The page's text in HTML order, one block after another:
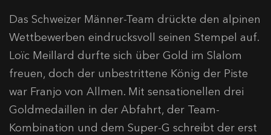
Das Schweizer Männer-Team drückte den alpinen
Wettbewerben eindrucksvoll seinen Stempel auf.
Loïc Meillard durfte sich über Gold im Slalom
freuen, doch der unbestrittene König der Piste
war Franjo von Allmen. Mit sensationellen drei
Goldmedaillen in der Abfahrt, der Team-
Kombination und dem Super-G schreibt der erst